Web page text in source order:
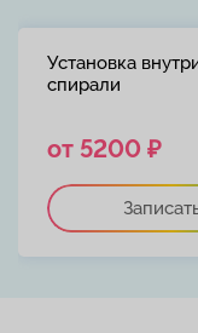
Установка
спирали
от 5200 ₽